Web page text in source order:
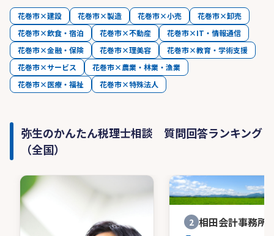
花巻市×建設 花巻市×製造 花巻市×小売
花巻市×卸売
花巻市×飲食・宿泊
花巻市×不動産
花巻市×IT・情報通信
花巻市×金融・保険
花巻市×理美容
花巻市×教育・学術支援
花巻市×サービス
花巻市×農業・林業・漁業
花巻市×医療・福祉
花巻市×特殊法人
弥生のかんたん税理士相談 質問回答ランキング
（全国）
2 相田会計事務所